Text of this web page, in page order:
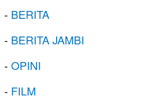
- BERITA
- BERITA JAMBI
-OPINI
- FILM